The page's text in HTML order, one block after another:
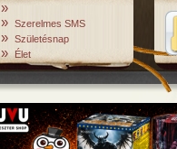
»
» Szerelmes SMS
» Születésnap
» Élet